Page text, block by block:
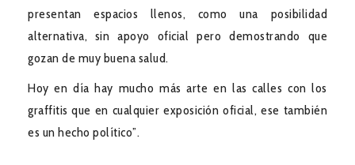
presentan espacios llenos, como una posibilidad
alternativa, sin apoyo oficial pero demostrando que
gozan de muy buena salud.
Hoy en día hay mucho más arte en las calles con los
graffitis que en cualquier exposición oficial, ese también
es un hecho político”.